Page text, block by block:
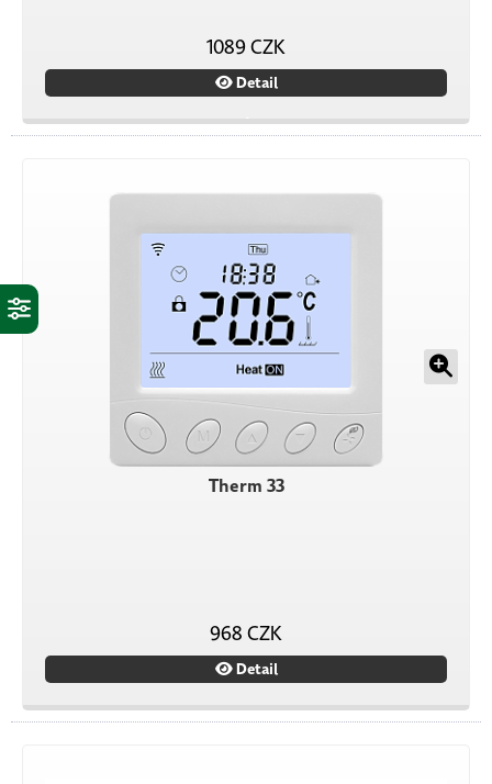
1089 CZK
Detail
Therm 33
968 CZK
Detail